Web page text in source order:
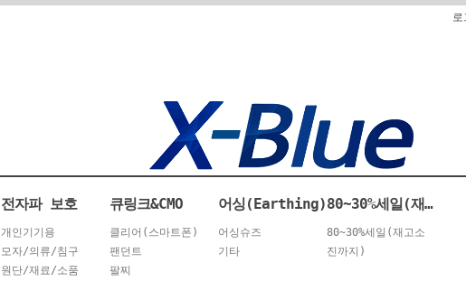
로
전자파 보호
개인기기용
모자/의류/침구
원단/재료/소품
큐링크&CMO
클리어(스마트폰)
팬던트
팔찌
어싱(Earthing)
어싱슈즈
기타
80~30%세일(재고소진까지)
80~30%세일(재고소
진까지)